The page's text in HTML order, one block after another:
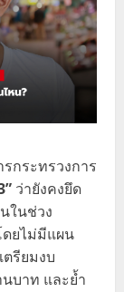
กระทรวงการ
ว่ายังคงยึด
ในช่วง
ดยไม่มีแผน
ตรียมงบ
บาท และย้ำ